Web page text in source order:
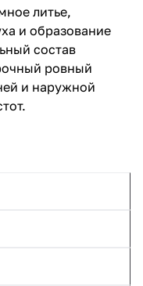
литье,
и образование
состав
ровный
и наружной